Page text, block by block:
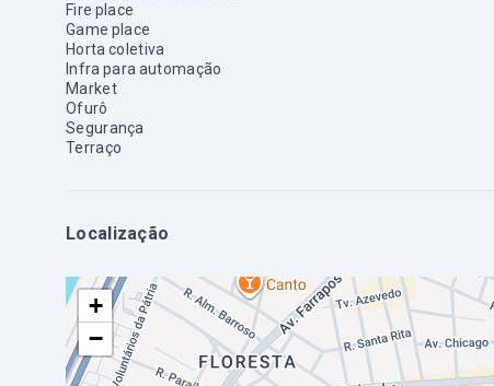
Fire place
Game place
Horta coletiva
Infra para automação
Market
Ofurô
Segurança
Terraço
Localização
+
−